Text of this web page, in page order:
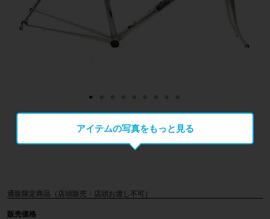
アイテムの写真をもっと見る
販売価格
通販限定商品（店頭販売・店頭お渡し不可）